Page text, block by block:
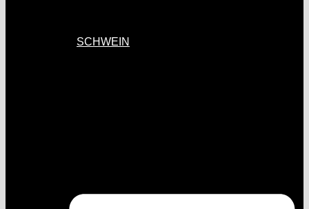
SCHWEIN